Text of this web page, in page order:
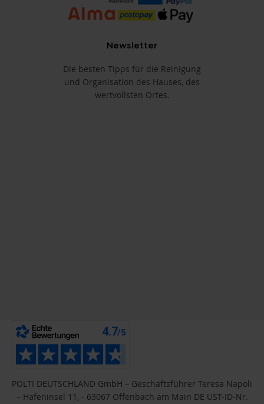
Newsletter
Die besten Tipps für die Reinigung
und Organisation des Hauses, des
wertvollsten Ortes.
POLTI DEUTSCHLAND GmbH – Geschäftsführer Teresa Napoli
– Hafeninsel 11, - 63067 Offenbach am Main DE UST-ID-Nr.